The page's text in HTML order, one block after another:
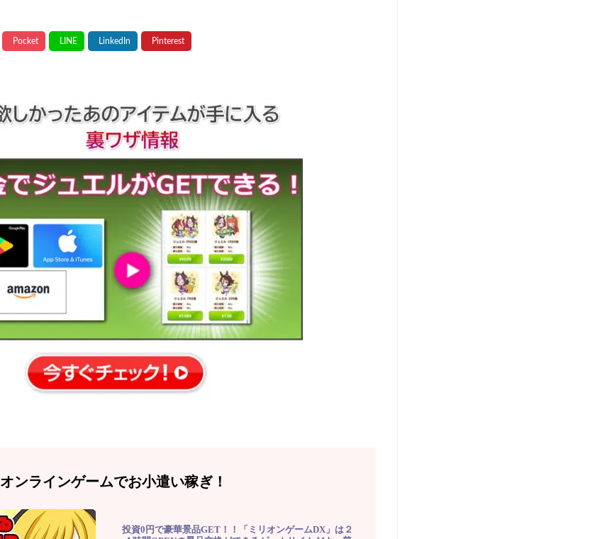
オンラインゲームでお小遣い稼ぎ！
投資0円で豪華景品GET！！「ミリオンゲームDX」は２